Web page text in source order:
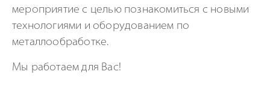
мероприятие с целью познакомиться с новыми
технологиями и оборудованием по
металлообработке.
Мы работаем для Вас!